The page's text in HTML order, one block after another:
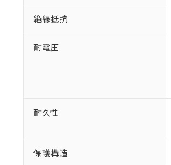
絶縁抵抗
耐電圧
耐久性
保護構造